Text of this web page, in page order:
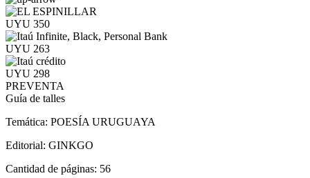
UYU 350
UYU 263
UYU 298
PREVENTA
Guía de talles
Temática: POESÍA URUGUAYA
Editorial: GINKGO
Cantidad de páginas: 56